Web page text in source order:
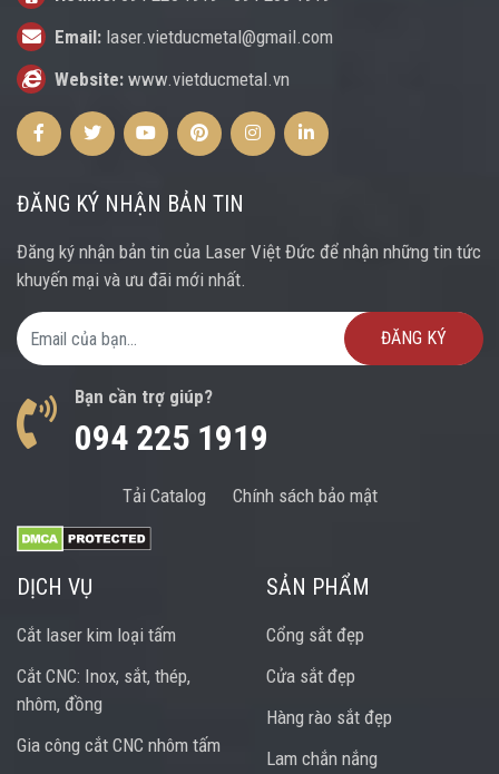
Email: laser.vietducmetal@gmail.com
Website: www.vietducmetal.vn
FacebookTwitterYoutubePinterestInstagramInstagram
ĐĂNG KÝ NHẬN BẢN TIN
Đăng ký nhận bản tin của Laser Việt Đức để nhận những tin tức
khuyến mại và ưu đãi mới nhất.
Email Address
Bạn cần trợ giúp?
094 225 1919
Tải Catalog Chính sách bảo mật
DỊCH VỤ
Cắt laser kim loại tấm
Cắt CNC: Inox, sắt, thép,
nhôm, đồng
Gia công cắt CNC nhôm tấm
SẢN PHẨM
Cổng sắt đẹp
Cửa sắt đẹp
Hàng rào sắt đẹp
Lam chắn nắng